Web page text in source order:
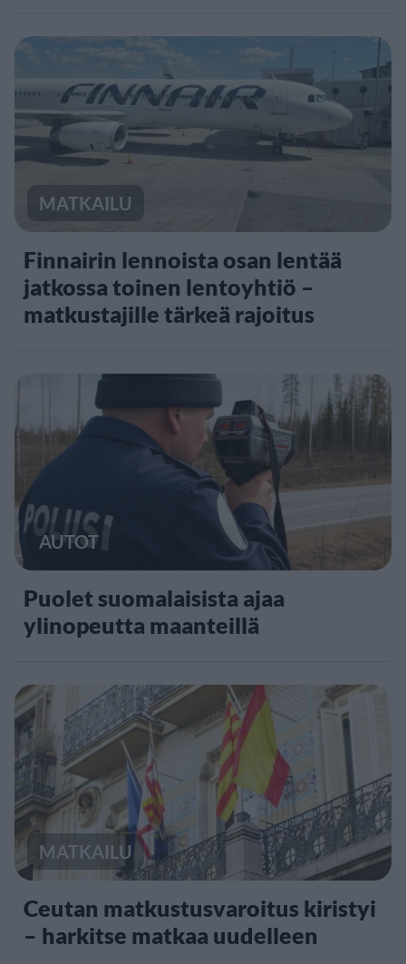
MATKAILU
Finnairin lennoista osan lentää
jatkossa toinen lentoyhtiö –
matkustajille tärkeä rajoitus
AUTOT
Puolet suomalaisista ajaa
ylinopeutta maanteillä
MATKAILU
Ceutan matkustusvaroitus kiristyi
– harkitse matkaa uudelleen